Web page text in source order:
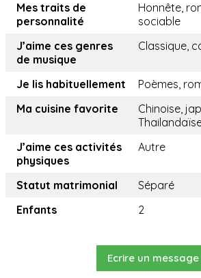
Mes traits de
personnalité
Honnête,
sociable
J’aime ces genres
de musique
Classique,
Je lis habituellement
Poèmes,
Ma cuisine favorite
Chinoise,
J’aime ces activités
physiques
Autre
Statut matrimonial
Séparé
Enfants
2
Ecrire un message